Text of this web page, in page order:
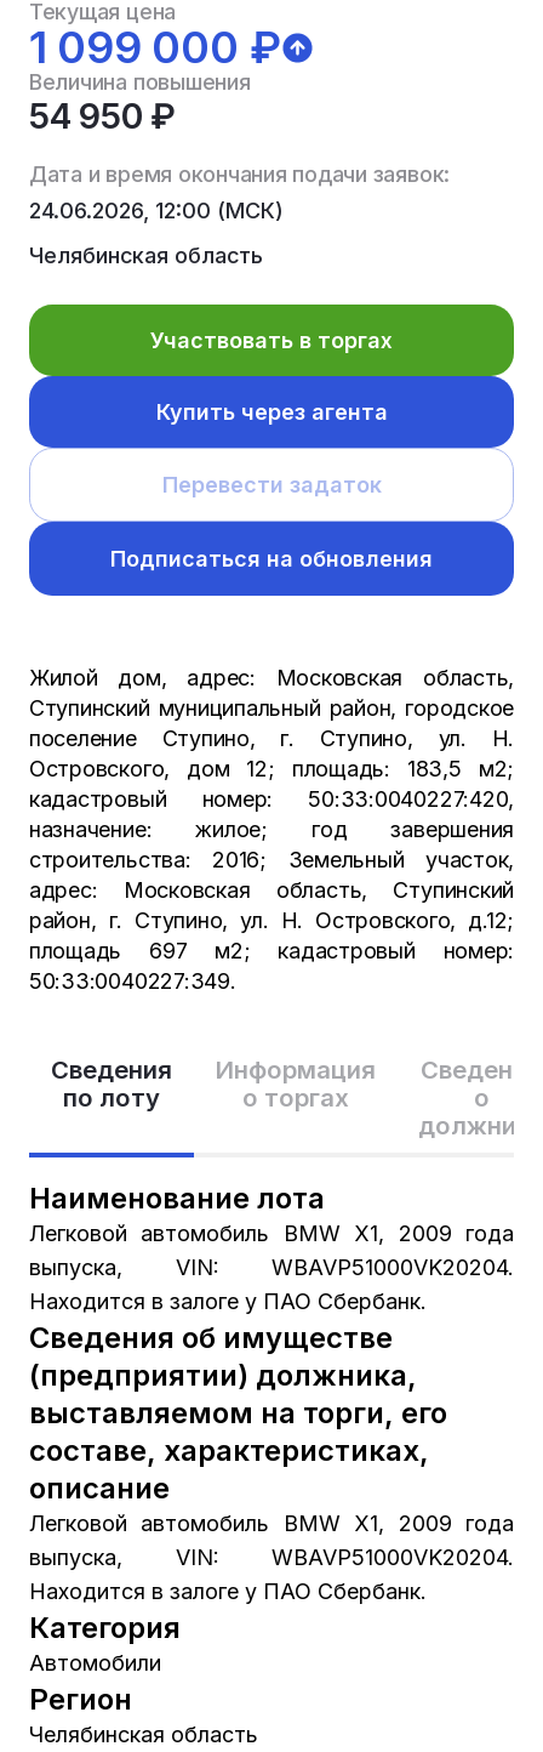
Сведения
по лоту
Информация
о торгах
Сведения
о
Наименование лота
Легковой автомобиль BMW Х1, 2009 года
выпуска, VIN: WBAVP51000VK20204.
Находится в залоге у ПАО Сбербанк.
Сведения об имуществе
(предприятии) должника,
выставляемом на торги, его
составе, характеристиках,
описание
Легковой автомобиль BMW Х1, 2009 года
выпуска, VIN: WBAVP51000VK20204.
Находится в залоге у ПАО Сбербанк.
Категория
Автомобили
Регион
Челябинская область
Текущая цена
1 099 000 ₽
Величина повышения
54 950 ₽
Дата и время окончания подачи заявок:
24.06.2026, 12:00 (МСК)
Челябинская область
Участвовать в торгах
Купить через агента
Перевести задаток
Подписаться на обновления
Жилой дом, адрес: Московская область,
Ступинский муниципальный район, городское
поселение Ступино, г. Ступино, ул. Н.
Островского, дом 12; площадь: 183,5 м2;
кадастровый номер: 50:33:0040227:420,
назначение: жилое; год завершения
строительства: 2016; Земельный участок,
адрес: Московская область, Ступинский
район, г. Ступино, ул. Н. Островского, д.12;
площадь 697 м2; кадастровый номер:
50:33:0040227:349.